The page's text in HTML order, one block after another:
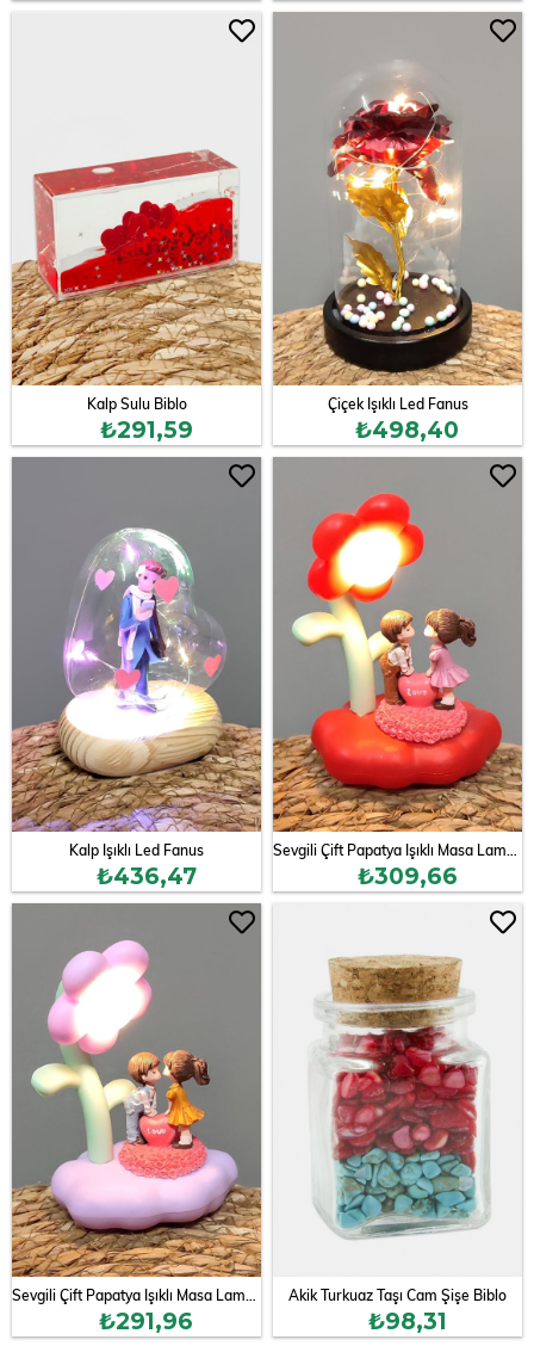
Kalp Sulu Biblo
₺291,59
Çiçek Işıklı Led Fanus
₺498,40
Kalp Işıklı Led Fanus
₺436,47 ₺309,66
₺291,96
Akik Turkuaz Taşı Cam Şişe Biblo
₺98,31